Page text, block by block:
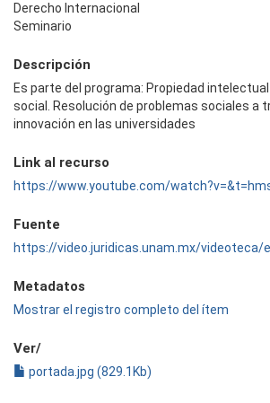
Derecho Internacional
Seminario
Descripción
Es parte del programa: Propiedad
social. Resolución de problemas sociales a
innovación en las universidades
Link al recurso
https://www.youtube.com/
Fuente
https://video.juridicas.unam.mx/videoteca/
Metadatos
Mostrar el registro completo del ítem
Ver/
portada.jpg (829.1Kb)